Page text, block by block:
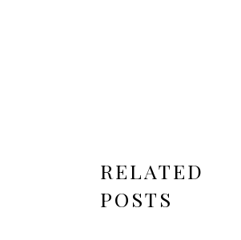
RELATED
POSTS